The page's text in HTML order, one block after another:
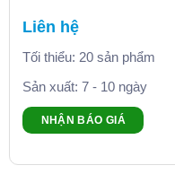
Liên hệ
Tối thiểu: 20 sản phẩm
Sản xuất: 7 - 10 ngày
NHẬN BÁO GIÁ